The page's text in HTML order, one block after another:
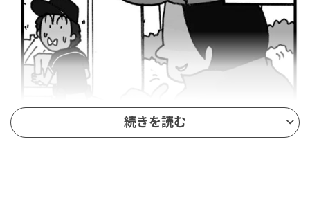
続きを読む